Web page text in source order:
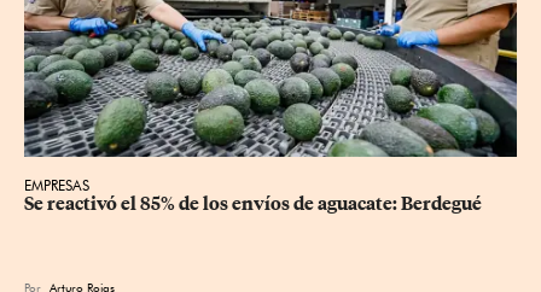
EMPRESAS
Se reactivó el 85% de los envíos de aguacate: Berdegué
Por Arturo Rojas